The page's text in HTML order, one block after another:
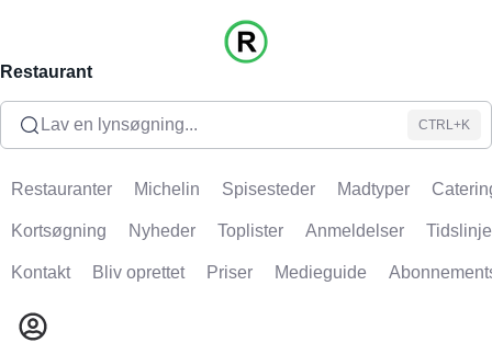
Restaurant
Lav en lynsøgning... CTRL+K
Restauranter Michelin Spisesteder Madtyper
Kortsøgning Nyheder Toplister Anmeldelser Tidslinje
Kontakt Bliv oprettet Priser Medieguide